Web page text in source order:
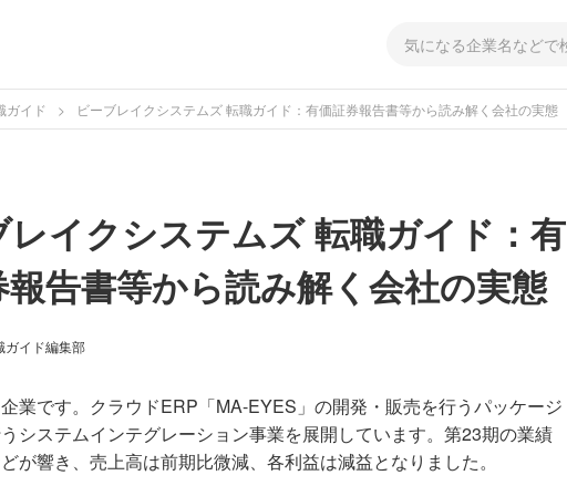
ガイド ビーブレイクシステムズ 転職ガイド：有価証券報告書等から読み解く会社の実態
レイクシステムズ 転職ガイド：有
告書等から読み解く会社の実態
ガイド編集部
業です。クラウドERP「MA-EYES」の開発・販売を行うパッケージ
システムインテグレーション事業を展開しています。第23期の業績
が響き、売上高は前期比微減、各利益は減益となりました。